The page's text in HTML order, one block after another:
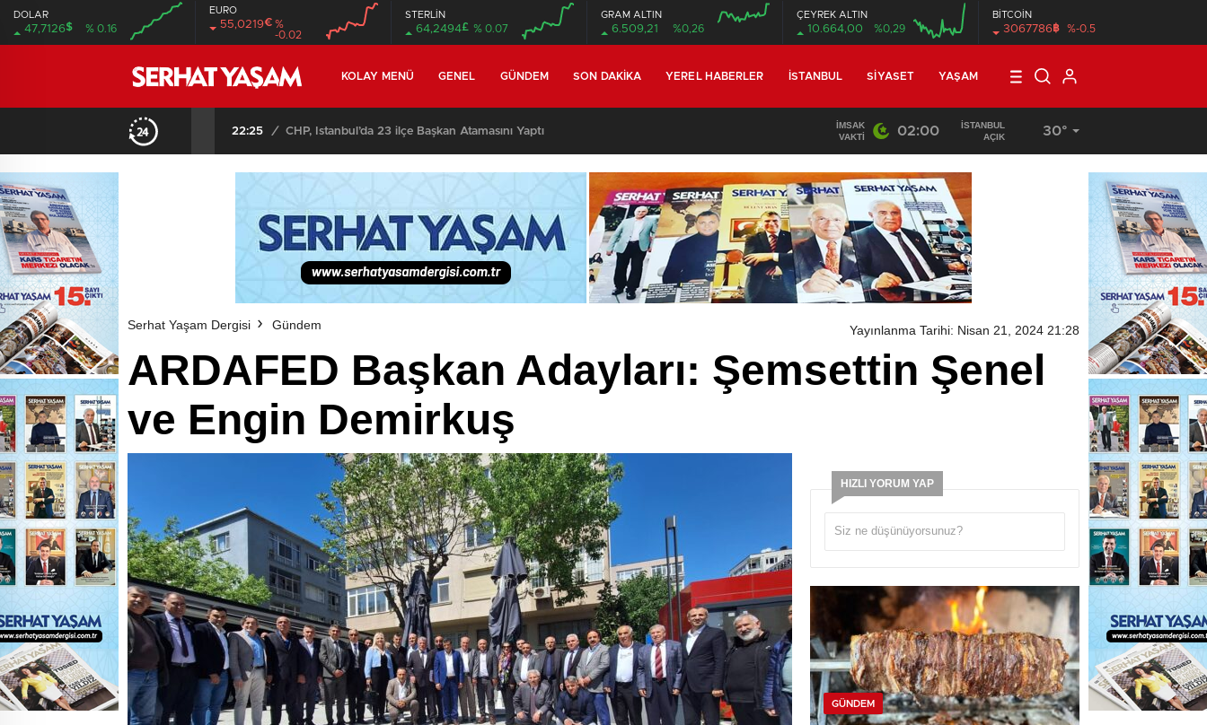
DOLAR
47,7126$ % 0.16
EURO
55,0219€ %
-0.02
STERLİN
64,2494£ % 0.07
GRAM ALTIN
6.509,21 %0,26
ÇEYREK ALTIN
10.664,00 %0,29
BİTCOİN
3067786฿ %-0.5
KOLAY MENÜ GENEL GÜNDEM SON DAKIKA YEREL HABERLER İSTANBUL SIYASET YAŞAM
21:30 / Ardahan’da Golf İçin Sinama Filmi Çekimi 12:56 / Ardahan İnanıyor: Bu Hikâyenin Adı Taner Tekin Olacak
İMSAK
VAKTI
02:00
İSTANBUL
AÇIK
30°
Serhat Yaşam Dergisi Gündem Yayınlanma Tarihi: Nisan 21, 2024 21:28
ARDAFED Başkan Adayları: Şemsettin Şenel
ve Engin Demirkuş
HIZLI YORUM YAP
GÜNDEM